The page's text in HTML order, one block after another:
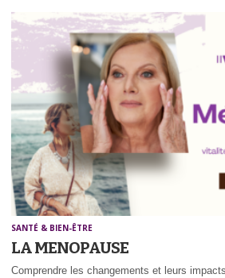
SANTÉ & BIEN-ÊTRE
LA MENOPAUSE
Comprendre les changements et leurs